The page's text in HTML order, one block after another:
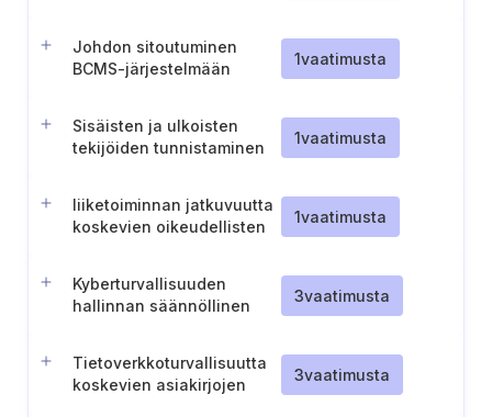
Johdon sitoutuminen
BCMS-järjestelmään
1vaatimusta
Sisäisten ja ulkoisten
tekijöiden tunnistaminen
varten.
1vaatimusta
liiketoiminnan jatkuvuutta
koskevien oikeudellisten
1vaatimusta
Kyberturvallisuuden
hallinnan säännöllinen
3vaatimusta
Tietoverkkoturvallisuutta
koskevien asiakirjojen
3vaatimusta